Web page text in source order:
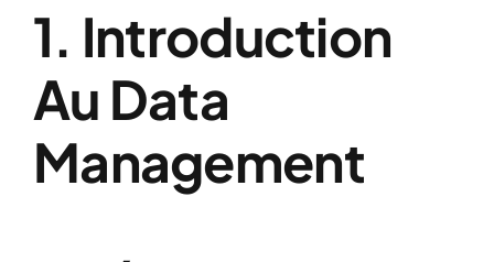
1. Introduction
Au Data
Management